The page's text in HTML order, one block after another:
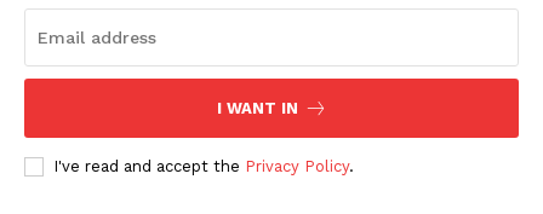
I WANT IN
I've read and accept the Privacy Policy.